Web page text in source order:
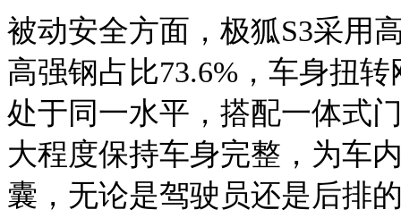
被动安全方面，极狐S3采用
高强钢占比73.6%，车身扭
处于同一水平，搭配一体式
大程度保持车身完整，为车
囊， 无论是驾驶员还是后排